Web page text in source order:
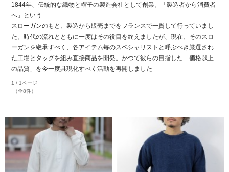
1844年、伝統的な織物と帽子の製造会社として創業。「製造者から消費者
へ」という
スローガンのもと、製造から販売までをフランスで一貫して行っていまし
た。時代の流れとともに一度はその役目を終えましたが、現在、そのスロ
ーガンを継承すべく、各アイテム毎のスペシャリストと呼ぶべき厳選され
た工場とタッグを組み直接商品を開発。かつて彼らの目指した「価格以上
の品質」を今一度具現化すべく活動を再開しました
1 / 1ページ
（全8件）